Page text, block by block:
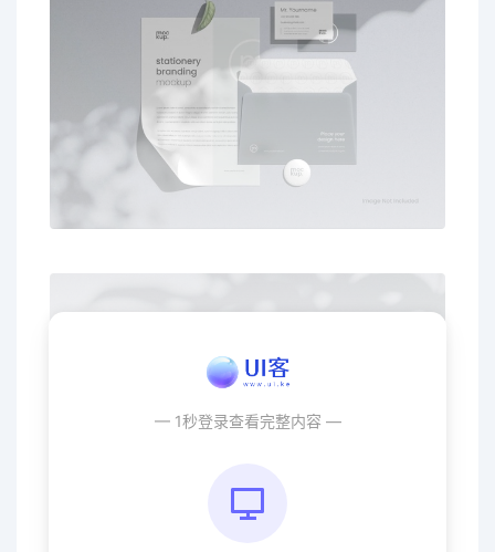
— 1秒登录查看完整内容 —